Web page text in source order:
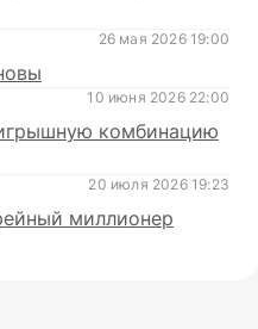
26 мая 2026 19:00
10 июня 2026 22:00
комбинацию
20 июля 2026 19:23
миллионер